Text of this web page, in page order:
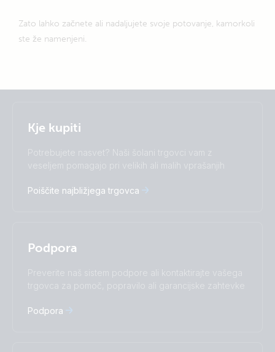
Zato lahko začnete ali nadaljujete svoje potovanje, kamorkoli
ste že namenjeni.
Slovenščina
Čeština
Dansk
Español
Français
Română
Suomalainen
Svenska
Türkçe
Ελληνικά
中國人
Subscribe
Kje kupiti
Potrebujete nasvet? Naši šolani trgovci vam z
veseljem pomagajo pri velikih ali malih vprašanjih
Poiščite najbližjega trgovca
Podpora
Preverite naš sistem podpore ali kontaktirajte vašega
trgovca za pomoč, popravilo ali garancijske zahtevke
Podpora